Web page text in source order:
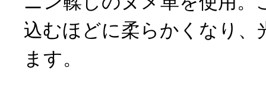
込むほどに柔らかくなり、
ます。